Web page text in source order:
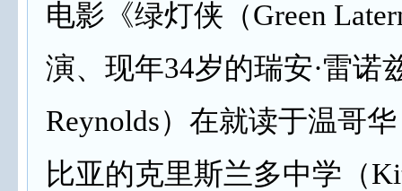
电影《绿灯侠（Green
演、现年34岁的瑞安·雷诺
Reynolds）在就读于温哥
比亚的克里斯兰多中学（